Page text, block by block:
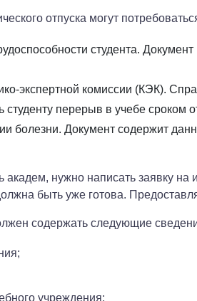
отпуска могут
студента.
экспертной комиссии (КЭК).
студенту перерыв в учебе сроком
болезни. Документ содержит
академ, нужно написать заявку на
быть уже готова.
содержать следующие
учреждения;